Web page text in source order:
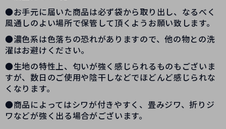
●お手元に届いた商品は必ず袋から取り出し、なるべく
風通しのよい場所で保管して頂くようお願い致します。
●濃色系は色落ちの恐れがありますので、他の物との洗
濯はお避けください。
●生地の特性上、匂いが強く感じられるものもございま
すが、数日のご使用や陰干しなどでほどんど感じられな
くなります。
●商品によってはシワが付きやすく、畳みジワ、折りジ
ワなどが強く出る場合がございます。